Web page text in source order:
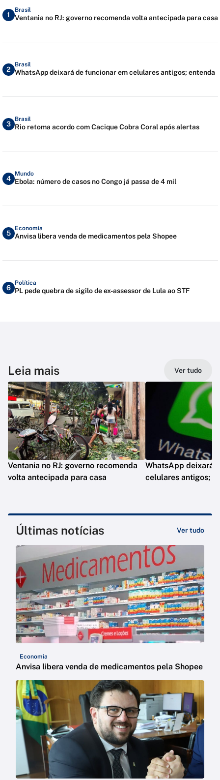
1
Brasil
Ventania no RJ: governo recomenda volta antecipada para casa
2
Brasil
WhatsApp deixará de funcionar em celulares antigos; entenda
3
Brasil
Rio retoma acordo com Cacique Cobra Coral após alertas
4
Mundo
Ebola: número de casos no Congo já passa de 4 mil
5
Economia
Anvisa libera venda de medicamentos pela Shopee
6
Política
PL pede quebra de sigilo de ex-assessor de Lula ao STF
Leia mais Ver tudo
Ventania no RJ: governo recomenda
volta antecipada para casa
WhatsApp deixará
celulares antigos;
Últimas notícias Ver tudo
Economia
Anvisa libera venda de medicamentos pela Shopee